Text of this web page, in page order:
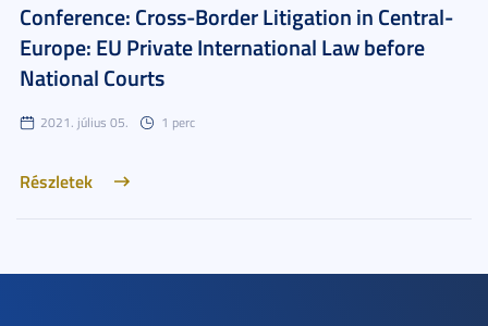
Conference: Cross-Border Litigation in Central-
Europe: EU Private International Law before
National Courts
2021. július 05. 1 perc
Részletek